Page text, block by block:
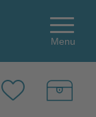
Menu